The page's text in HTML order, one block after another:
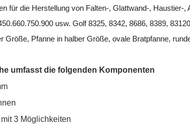
für die Herstellung von Falten-, Glattwand-, Haustier-,
usw. Golf 8325, 8342, 8686, 8389,
Größe, Pfanne in halber Größe, ovale Bratpfanne,
umfasst die folgenden Komponenten
3 Möglichkeiten